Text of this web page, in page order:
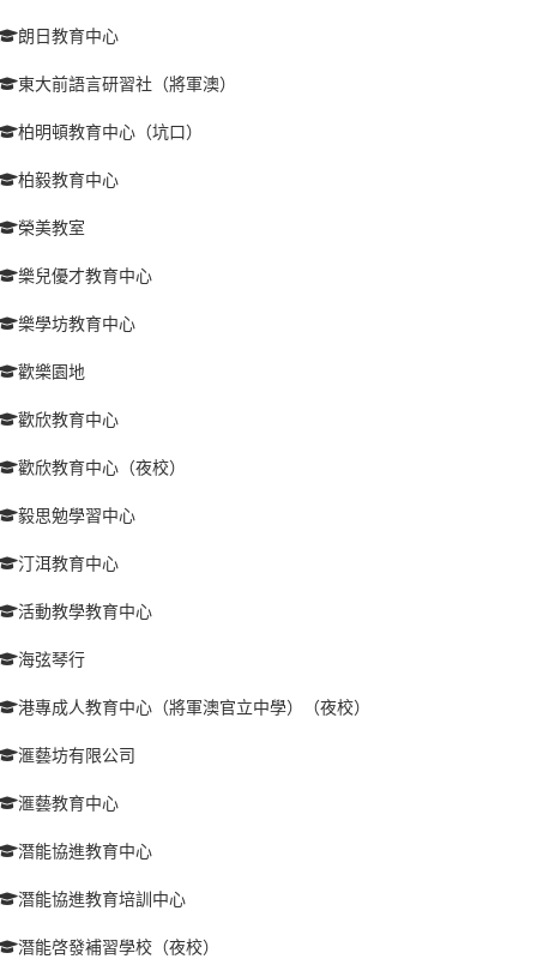
朗日教育中心
東大前語言研習社（將軍澳）
柏明頓教育中心（坑口）
柏毅教育中心
榮美教室
樂兒優才教育中心
樂學坊教育中心
歡樂園地
歡欣教育中心
歡欣教育中心（夜校）
毅思勉學習中心
汀洱教育中心
活動教學教育中心
海弦琴行
港專成人教育中心（將軍澳官立中學）（夜校）
滙藝坊有限公司
滙藝教育中心
潛能協進教育中心
潛能協進教育培訓中心
潛能啓發補習學校（夜校）